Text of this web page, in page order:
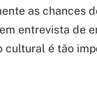
as chances
entrevista de
cultural é tão